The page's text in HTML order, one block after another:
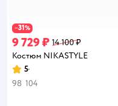
−31%
9 729 ₽ 14 100 ₽
Костюм NIKASTYLE
Рейтинг:
5
98 104